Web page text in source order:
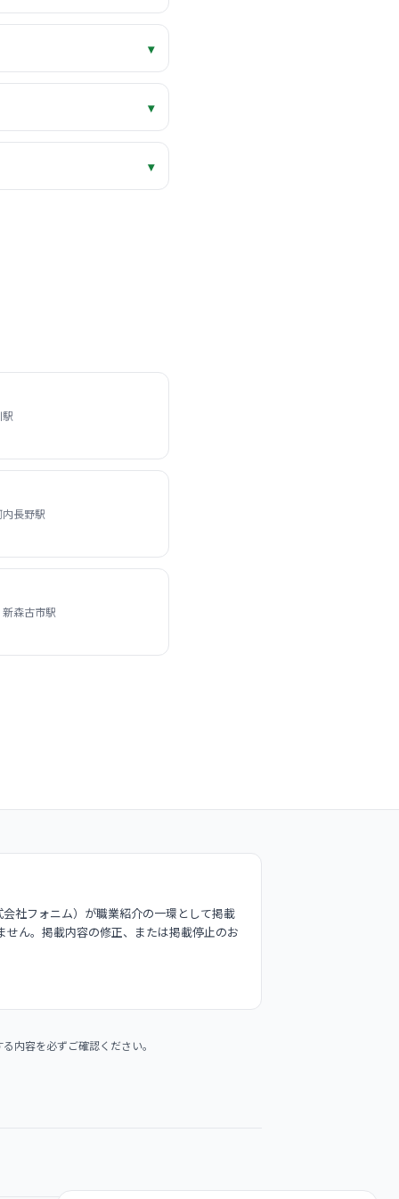
▾
▾
▾
長野駅
森古市駅
社フォニム）が職業紹介の一環として掲載
ん。掲載内容の修正、または掲載停止のお
内容を必ずご確認ください。